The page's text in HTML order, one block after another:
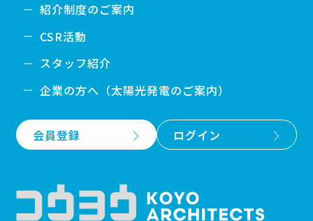
紹介制度のご案内
CSR活動
スタッフ紹介
企業の方へ（太陽光発電のご案内）
会員登録 ログイン